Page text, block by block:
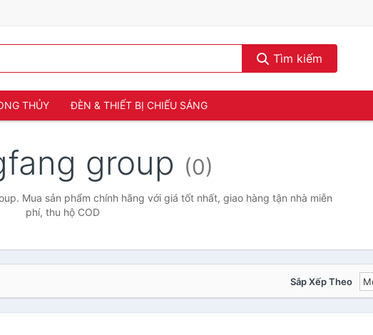
Tìm kiếm
THỦY ĐÈN & THIẾT BỊ CHIẾU SÁNG
group (0)
Mua sản phẩm chính hãng với giá tốt nhất, giao hàng tận nhà miễn
phí, thu hộ COD
Sắp Xếp Theo